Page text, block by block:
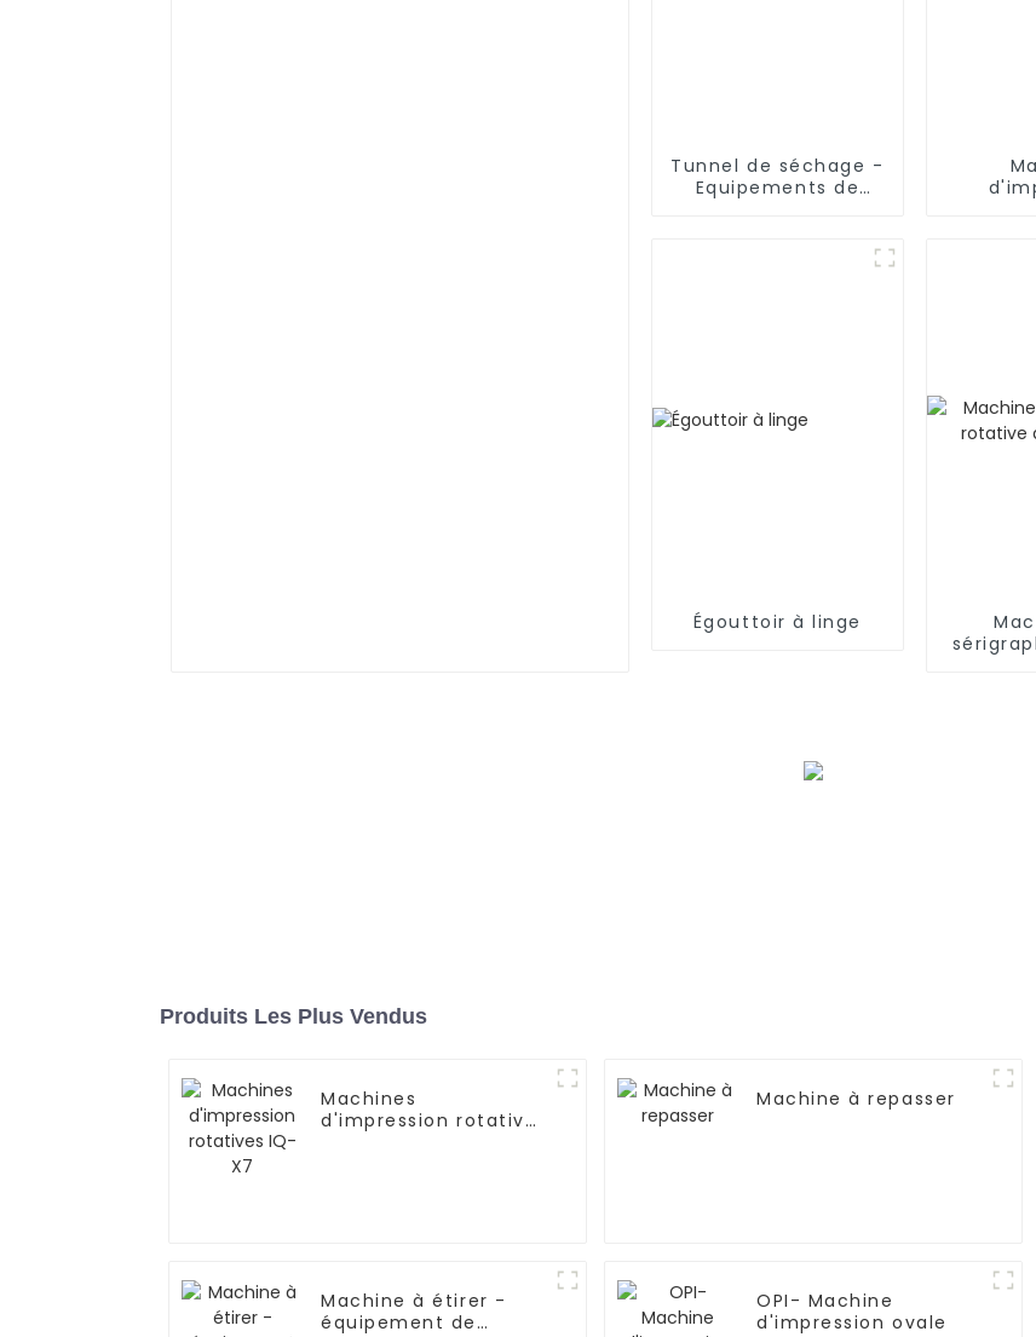
Tunnel de séchage -
Equipements de
Égouttoir à linge
Produits Les Plus Vendus
Machines
d'impression rotatives
Machine à repasser
Machine à étirer -
équipement de
OPI- Machine
d'impression ovale